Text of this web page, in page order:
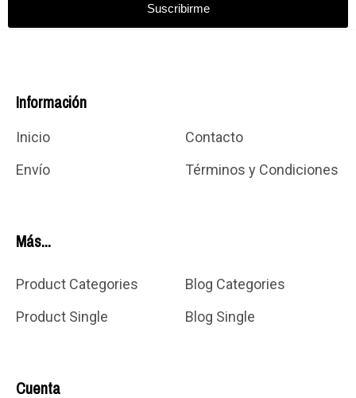
Suscribirme
Información
Inicio
Envío
Contacto
Términos y Condiciones
Más...
Product Categories
Product Single
Blog Categories
Blog Single
Cuenta